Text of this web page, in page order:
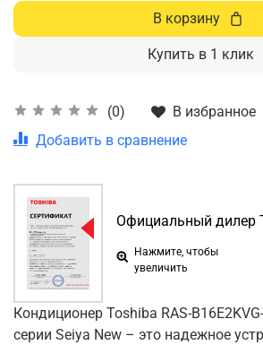
(0)
В избранное
Добавить в сравнение
В корзину
Купить в 1 клик
Официальный дилер
Нажмите, чтобы
увеличить
Кондиционер Toshiba RAS-
серии Seiya New – это надежное